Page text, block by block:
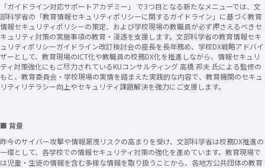
「ガイドライン対応サポートアカデミー」 で3つ目となる新たなメニューでは、文
部科学省の「教育情報セキュリティポリシーに関するガイドライン」に基づく教育
情報セキュリティポリシーの策定、および学校現場の教職員が必ず押さえるべきセ
キュリティ対策の実施事項の教育・浸透を支援します。文部科学省の教育情報セキ
ュリティポリシーガイドライン改訂検討会の座長を長年務め、学校DX戦略アドバイ
ザーとして、教育現場のICT化や教職員の校務DX化を推進しながら、情報セキュリ
ティ対策強化にもご尽力されているKUコンサルティング 高橋 邦夫 氏による監修の
もと、教育委員会・学校現場の実情を踏まえた実践的な内容で、教育機関のセキュ
リティリテラシー向上やセキュリティ課題解決を強力にご支援します。
■ 背景
昨今のサイバー攻撃や情報漏洩リスクの高まりを受け、文部科学省は校務DX推進の
一環として、各学校での情報セキュリティ対策の強化を進めています。教育現場で
は児童・生徒の情報を含む多様な情報を取り扱うことから、各地方公共団体の教育